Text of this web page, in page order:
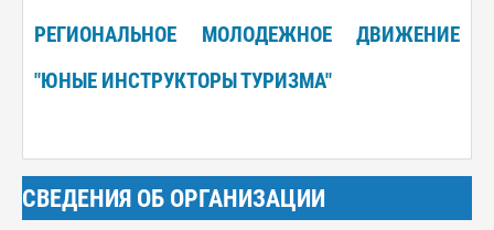
РЕГИОНАЛЬНОЕ МОЛОДЕЖНОЕ ДВИЖЕНИЕ
"ЮНЫЕ ИНСТРУКТОРЫ ТУРИЗМА"
СВЕДЕНИЯ ОБ ОРГАНИЗАЦИИ